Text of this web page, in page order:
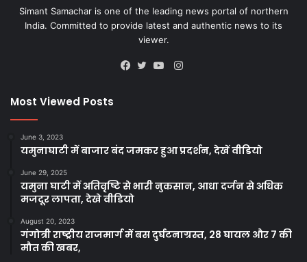
Simant Samachar is one of the leading news portal of northern
India. Committed to provide latest and authentic news to its
viewer.
Instagram
Most Viewed Posts
June 3, 2023
यमुनाघाटी में बाजार बंद जमकर हुआ प्रदर्शन, देखें वीडियो
June 29, 2025
यमुना घाटी में अतिवृष्टि से भारी नुकसान, आधा दर्जन से अधिक
मजदूर लापता, देखे वीडियो
August 20, 2023
गंगोत्री राष्ट्रीय राजमार्ग में बस दुर्घटनाग्रस्त, 28 घायल और 7 की
मौत की खबर,